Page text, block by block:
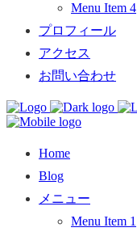
Menu Item 4
プロフィール
アクセス
お問い合わせ
Home
Blog
メニュー
Menu Item 1